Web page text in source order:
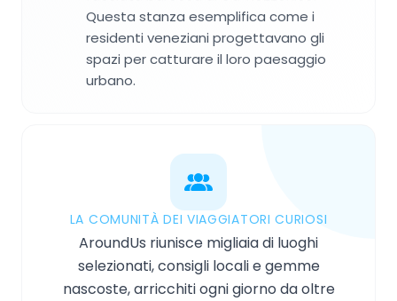
Questa stanza esemplifica come i
residenti veneziani progettavano gli
spazi per catturare il loro paesaggio
urbano.
LA COMUNITÀ DEI VIAGGIATORI CURIOSI
AroundUs riunisce migliaia di luoghi
selezionati, consigli locali e gemme
nascoste, arricchiti ogni giorno da oltre